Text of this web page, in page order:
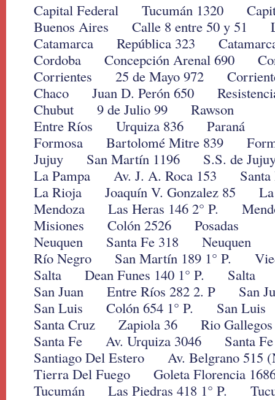
Capital Federal Tucumán 1320
Buenos Aires Calle 8 entre 50 y 51
Catamarca República 323
Cordoba Concepción Arenal 690
Corrientes 25 de Mayo 972
Chaco Juan D. Perón 650
Chubut 9 de Julio 99 Rawson
Entre Ríos Urquiza 836 Paraná
Formosa Bartolomé Mitre 839
Jujuy San Martín 1196 S.S. de
La Pampa Av. J. A. Roca 153 Santa
La Rioja Joaquín V. Gonzalez 85 La
Mendoza Las Heras 146 2° P.
Misiones Colón 2526 Posadas
Neuquen Santa Fe 318 Neuquen
Río Negro San Martín 189 1° P.
Salta Dean Funes 140 1° P. Salta
San Juan Entre Ríos 282 2. P San
San Luis Colón 654 1° P. San Luis
Santa Cruz Zapiola 36 Rio Gallegos
Santa Fe Av. Urquiza 3046 Santa Fe
Santiago Del Estero Av. Belgrano
Tierra Del Fuego Goleta Florencia
Tucumán Las Piedras 418 1° P.